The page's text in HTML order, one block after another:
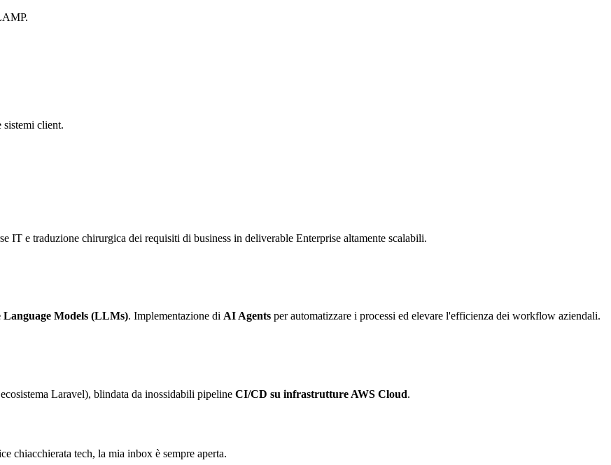
sistemi client.
IT e traduzione chirurgica dei requisiti di business in deliverable Enterprise altamente scalabili.
Language Models (LLMs). Implementazione di AI Agents per automatizzare i processi ed elevare l'efficienza dei workflow aziendali.
Laravel), blindata da inossidabili pipeline CI/CD su infrastrutture AWS Cloud.
chiacchierata tech, la mia inbox è sempre aperta.